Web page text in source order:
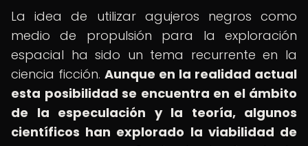
La idea de utilizar agujeros negros como
medio de propulsión para la exploración
espacial ha sido un tema recurrente en la
ciencia ficción. Aunque en la realidad actual
esta posibilidad se encuentra en el ámbito
de la especulación y la teoría, algunos
científicos han explorado la viabilidad de